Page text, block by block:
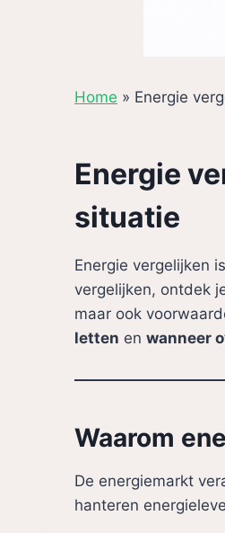
Home » Energie
Energie
situatie
Energie vergelijken
vergelijken, ontdek
maar ook
letten en wanneer
Waarom
De energiemarkt
hanteren